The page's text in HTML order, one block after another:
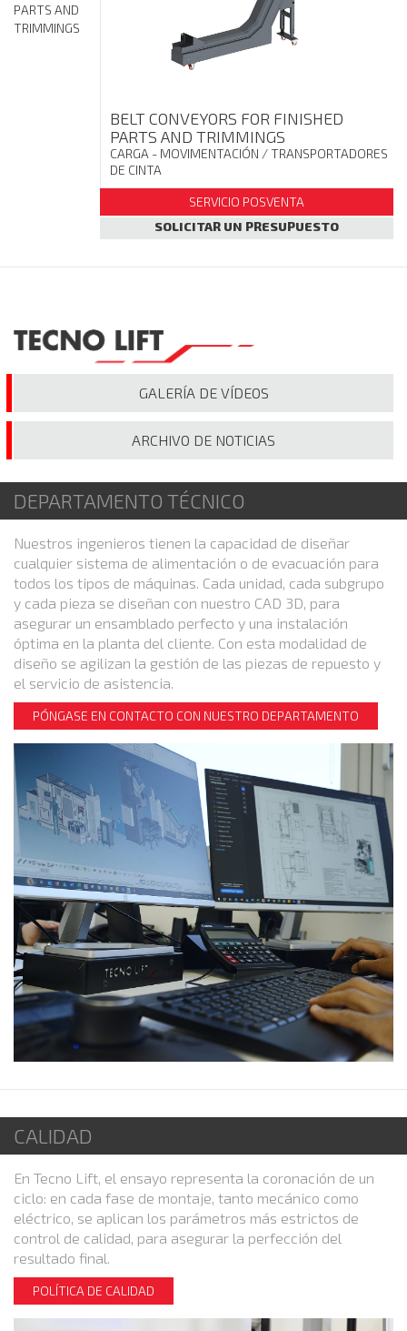
PARTS AND
TRIMMINGS
BELT CONVEYORS FOR FINISHED
PARTS AND TRIMMINGS
CARGA - MOVIMENTACIÓN / TRANSPORTADORES
DE CINTA
SERVICIO POSVENTA
SOLICITAR UN PRESUPUESTO
GALERÍA DE VÍDEOS
ARCHIVO DE NOTICIAS
DEPARTAMENTO TÉCNICO
Nuestros ingenieros tienen la capacidad de diseñar
cualquier sistema de alimentación o de evacuación para
todos los tipos de máquinas. Cada unidad, cada subgrupo
y cada pieza se diseñan con nuestro CAD 3D, para
asegurar un ensamblado perfecto y una instalación
óptima en la planta del cliente. Con esta modalidad de
diseño se agilizan la gestión de las piezas de repuesto y
el servicio de asistencia.
PÓNGASE EN CONTACTO CON NUESTRO DEPARTAMENTO
CALIDAD
En Tecno Lift, el ensayo representa la coronación de un
ciclo: en cada fase de montaje, tanto mecánico como
eléctrico, se aplican los parámetros más estrictos de
control de calidad, para asegurar la perfección del
resultado final.
POLÍTICA DE CALIDAD